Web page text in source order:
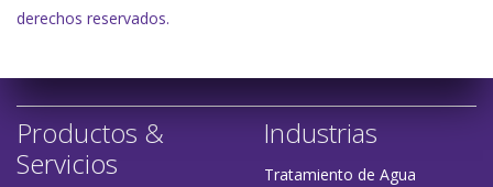
derechos reservados.
Productos &
Servicios
Industrias
Tratamiento de Agua